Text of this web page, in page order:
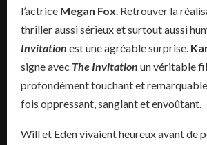
l’actrice Megan Fox. Retrouver la
thriller aussi sérieux et surtout aussi
Invitation est une agréable surprise.
signe avec The Invitation un véritable
profondément touchant et
fois oppressant, sanglant et envoûtant.
Will et Eden vivaient heureux avant de